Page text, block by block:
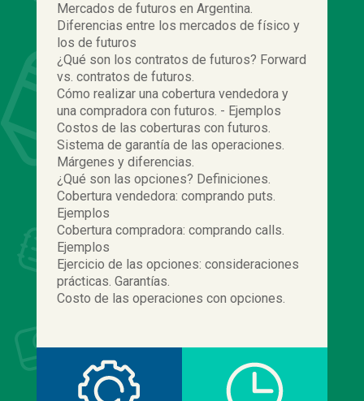
Mercados de futuros en Argentina.
Diferencias entre los mercados de físico y
los de futuros
¿Qué son los contratos de futuros? Forward
vs. contratos de futuros.
Cómo realizar una cobertura vendedora y
una compradora con futuros. - Ejemplos
Costos de las coberturas con futuros.
Sistema de garantía de las operaciones.
Márgenes y diferencias.
¿Qué son las opciones? Definiciones.
Cobertura vendedora: comprando puts.
Ejemplos
Cobertura compradora: comprando calls.
Ejemplos
Ejercicio de las opciones: consideraciones
prácticas. Garantías.
Costo de las operaciones con opciones.